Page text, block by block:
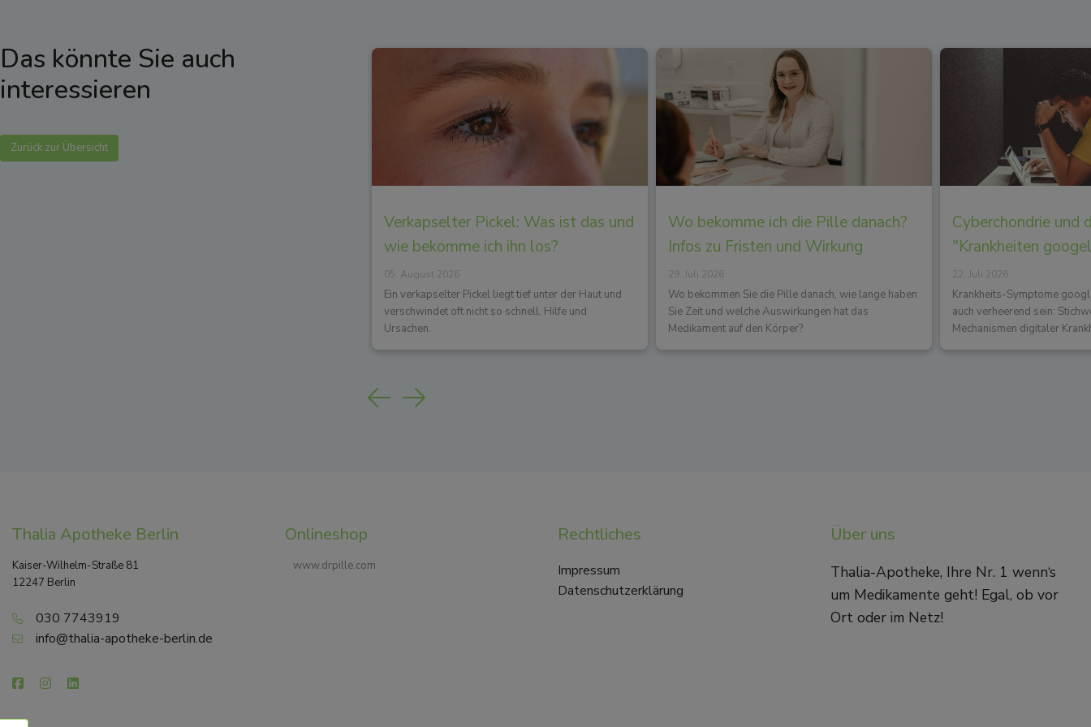
Das könnte Sie auch
interessieren
Zurück zur Übersicht
Verkapselter Pickel: Was ist das und
wie bekomme ich ihn los?
05. August 2026
Ein verkapselter Pickel liegt tief unter der Haut und
verschwindet oft nicht so schnell. Hilfe und
Ursachen.
Wo bekomme ich die Pille danach?
Infos zu Fristen und Wirkung
29. Juli 2026
Wo bekommen Sie die Pille danach, wie lange haben
Sie Zeit und welche Auswirkungen hat das
Medikament auf den Körper?
Cyberchondrie und
"Krankheiten
22. Juli 2026
Krankheits-Symptome
auch verheerend sein:
Mechanismen digitaler
Previous
Next
Thalia Apotheke Berlin
Kaiser-Wilhelm-Straße 81
12247 Berlin
030 7743919
info@thalia-apotheke-berlin.de
Onlineshop
www.drpille.com
Rechtliches
Impressum
Datenschutzerklärung
Über uns
Thalia-Apotheke, Ihre Nr. 1 wenn‘s
um Medikamente geht! Egal, ob vor
Ort oder im Netz!